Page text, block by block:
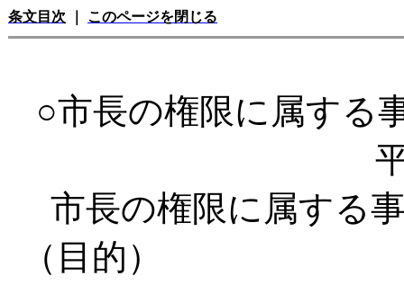
条文目次 このページを閉じる
○市長の権限に属する
市長の権限に属する
（目的）